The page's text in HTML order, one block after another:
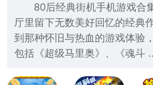
80后经典街机手机游戏合
厅里留下无数美好回忆的经典
到那种怀旧与热血的游戏体验
包括《超级马里奥》、《魂斗